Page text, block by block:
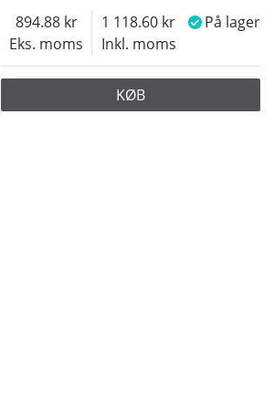
Eks. moms
894.88
Inkl. moms
1 118.60 På lager
KØB